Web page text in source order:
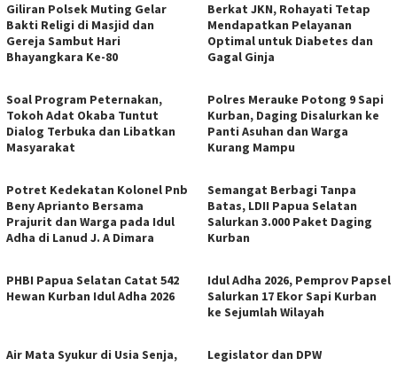
Giliran Polsek Muting Gelar
Bakti Religi di Masjid dan
Gereja Sambut Hari
Bhayangkara Ke-80
Berkat JKN, Rohayati Tetap
Mendapatkan Pelayanan
Optimal untuk Diabetes dan
Gagal Ginja
Soal Program Peternakan,
Tokoh Adat Okaba Tuntut
Dialog Terbuka dan Libatkan
Masyarakat
Polres Merauke Potong 9 Sapi
Kurban, Daging Disalurkan ke
Panti Asuhan dan Warga
Kurang Mampu
Potret Kedekatan Kolonel Pnb
Beny Aprianto Bersama
Prajurit dan Warga pada Idul
Adha di Lanud J. A Dimara
​Semangat Berbagi Tanpa
Batas, LDII Papua Selatan
Salurkan 3.000 Paket Daging
Kurban
PHBI Papua Selatan Catat 542
Hewan Kurban Idul Adha 2026
Idul Adha 2026, Pemprov Papsel
Salurkan 17 Ekor Sapi Kurban
ke Sejumlah Wilayah
Air Mata Syukur di Usia Senja,
Legislator dan DPW